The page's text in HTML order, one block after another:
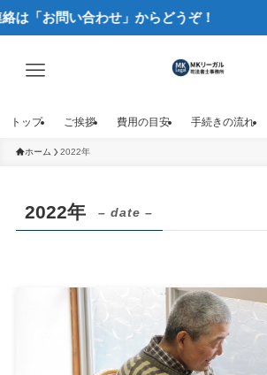
わせ」からどうぞ！
トップ ご挨拶 費用の目安 手続きの流れ
ホーム 2022年
2022年 – date –